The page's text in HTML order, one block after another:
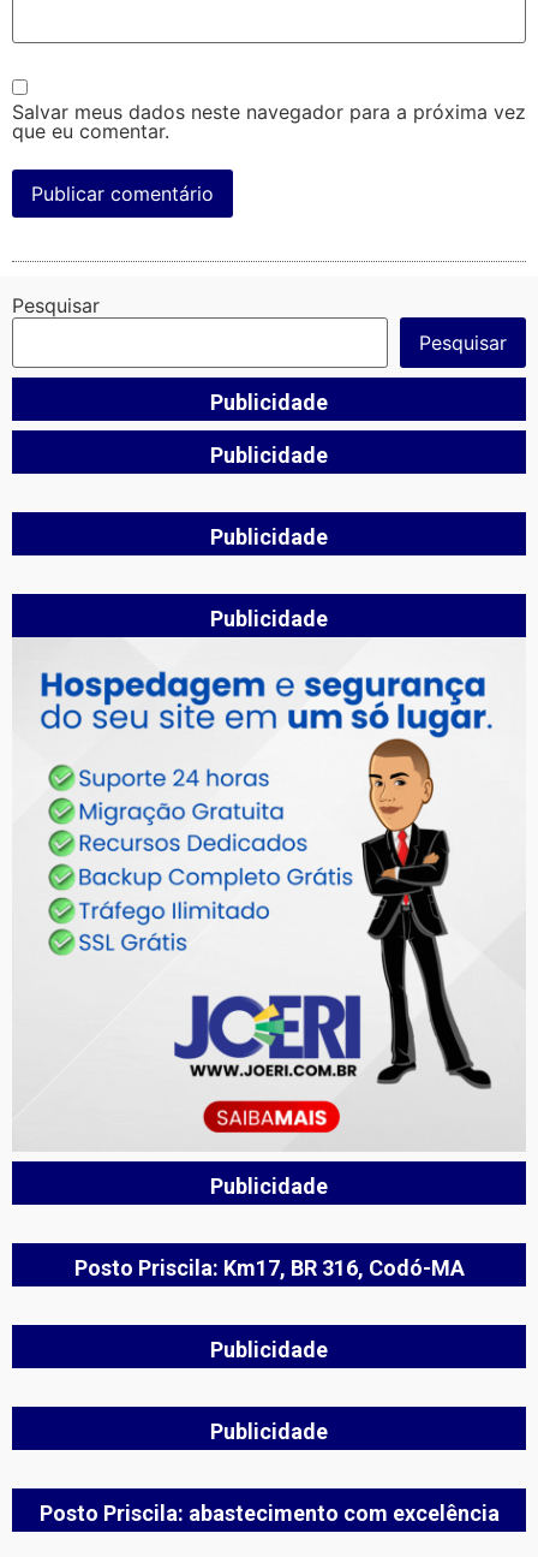
Salvar meus dados neste navegador para a próxima vez
que eu comentar.
Pesquisar
Pesquisar
Publicidade
Publicidade
Publicidade
Publicidade
Publicidade
Posto Priscila: Km17, BR 316, Codó-MA
Publicidade
Publicidade
Posto Priscila: abastecimento com excelência